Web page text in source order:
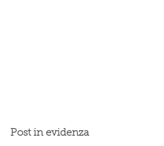
Post in evidenza